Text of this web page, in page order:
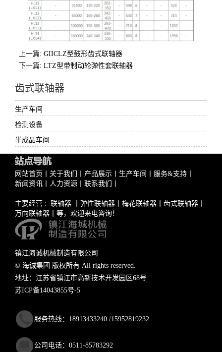
上一篇: GIICLZ型鼓形齿式联轴器
下一篇: LTZ型带制动轮弹性套联轴器
齿式联轴器
生产车间
检测设备
半成品车间
网站首页 关于我们 产品展示 生产车间 服务&支持
新闻资讯
人力资源 联系我们
主要经营 : 联轴器 弹性联轴器 梅花联轴器 齿式联轴器
万向联轴器 丨等，欢迎来电咨询！
镇江海诚机械制造有限公司
© 海诚集团 版权所有 All rights reserved.
地址：江苏省镇江市高新技术开发园区68号
苏ICP备14043855号-5
服务热线：18913433240 /15952819232
公司电话：0511-85783292